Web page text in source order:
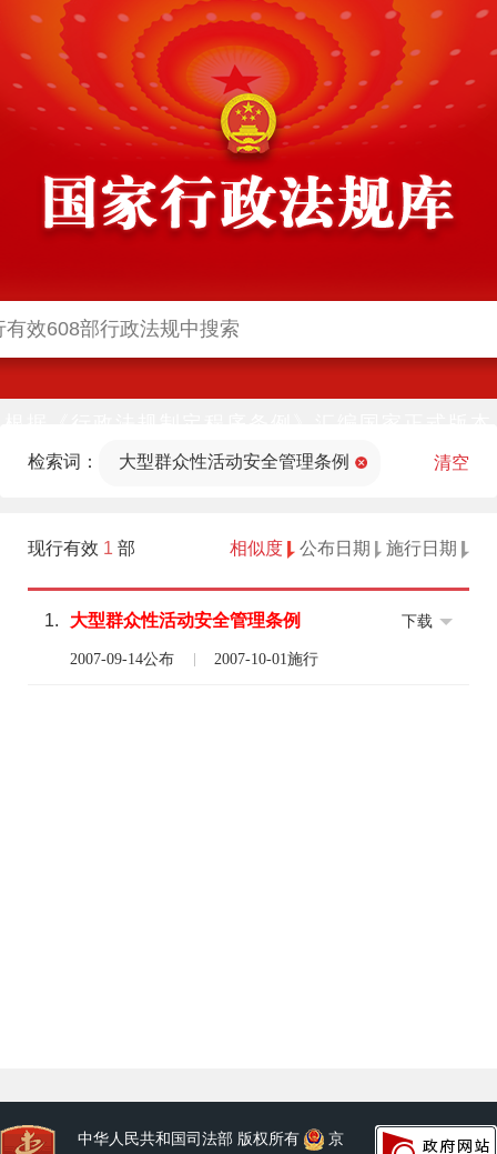
法部官网)同步公布
检索词： 大型群众性活动安全管理条例 清空
现行有效 1 部 相似度 公布日期 施行日期
1. 大型群众性活动安全管理条例
2007-09-14公布 2007-10-01施行
下载
中华人民共和国司法部 版权所有
京